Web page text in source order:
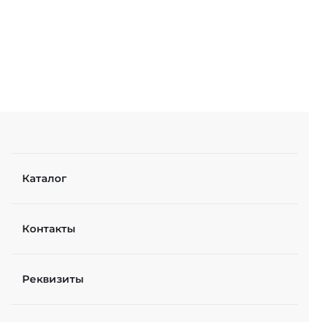
Файл
Каталог
Контакты
Реквизиты